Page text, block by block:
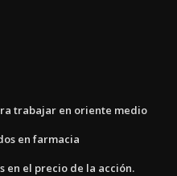
trabajar en oriente medio
en farmacia
en el precio de la acción.